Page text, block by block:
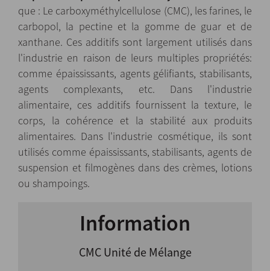
que : Le carboxyméthylcellulose (CMC), les farines, le
carbopol, la pectine et la gomme de guar et de
xanthane. Ces additifs sont largement utilisés dans
l'industrie en raison de leurs multiples propriétés:
comme épaississants, agents gélifiants, stabilisants,
agents complexants, etc. Dans l'industrie
alimentaire, ces additifs fournissent la texture, le
corps, la cohérence et la stabilité aux produits
alimentaires. Dans l'industrie cosmétique, ils sont
utilisés comme épaississants, stabilisants, agents de
suspension et filmogènes dans des crèmes, lotions
ou shampoings.
Information
CMC Unité de Mélange